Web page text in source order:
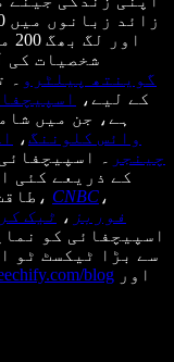
شخصیات کی
گوینتھ پیلٹرو
کے لیے،
ہے، جن میں
وائس کلوننگ،
چینجر
۔
، CNBC ،
فوربز ، ٹیک
اسپیچفائی کو
سے بڑا ٹیکسٹ ٹو
blog اور